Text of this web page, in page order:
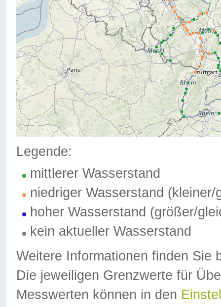
Legende:
mittlerer Wasserstand
niedriger Wasserstand (kleiner/
hoher Wasserstand (größer/
kein aktueller Wasserstand
Weitere Informationen finden Sie
Die jeweiligen Grenzwerte für
Messwerten können in den